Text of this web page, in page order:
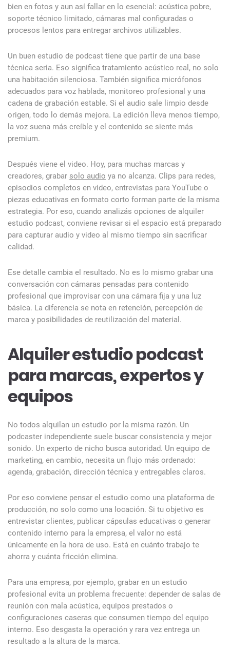
bien en fotos y aun así fallar en lo esencial: acústica pobre,
soporte técnico limitado, cámaras mal configuradas o
procesos lentos para entregar archivos utilizables.
Un buen estudio de podcast tiene que partir de una base
técnica seria. Eso significa tratamiento acústico real, no solo
una habitación silenciosa. También significa micrófonos
adecuados para voz hablada, monitoreo profesional y una
cadena de grabación estable. Si el audio sale limpio desde
origen, todo lo demás mejora. La edición lleva menos tiempo,
la voz suena más creíble y el contenido se siente más
premium.
Después viene el video. Hoy, para muchas marcas y
creadores, grabar solo audio ya no alcanza. Clips para redes,
episodios completos en video, entrevistas para YouTube o
piezas educativas en formato corto forman parte de la misma
estrategia. Por eso, cuando analizás opciones de alquiler
estudio podcast, conviene revisar si el espacio está preparado
para capturar audio y video al mismo tiempo sin sacrificar
calidad.
Ese detalle cambia el resultado. No es lo mismo grabar una
conversación con cámaras pensadas para contenido
profesional que improvisar con una cámara fija y una luz
básica. La diferencia se nota en retención, percepción de
marca y posibilidades de reutilización del material.
Alquiler estudio podcast
para marcas, expertos y
equipos
No todos alquilan un estudio por la misma razón. Un
podcaster independiente suele buscar consistencia y mejor
sonido. Un experto de nicho busca autoridad. Un equipo de
marketing, en cambio, necesita un flujo más ordenado:
agenda, grabación, dirección técnica y entregables claros.
Por eso conviene pensar el estudio como una plataforma de
producción, no solo como una locación. Si tu objetivo es
entrevistar clientes, publicar cápsulas educativas o generar
contenido interno para la empresa, el valor no está
únicamente en la hora de uso. Está en cuánto trabajo te
ahorra y cuánta fricción elimina.
Para una empresa, por ejemplo, grabar en un estudio
profesional evita un problema frecuente: depender de salas de
reunión con mala acústica, equipos prestados o
configuraciones caseras que consumen tiempo del equipo
interno. Eso desgasta la operación y rara vez entrega un
resultado a la altura de la marca.